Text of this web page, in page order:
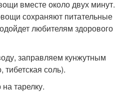
вместе около двух минут.
сохраняют питательные
любителям здорового
заправляем кунжутным
соль).
тарелку.